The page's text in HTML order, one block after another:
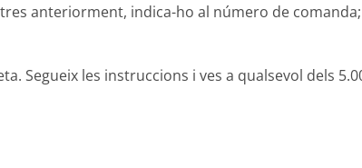
anteriorment, indica-ho al número de
Segueix les instruccions i ves a qualsevol dels